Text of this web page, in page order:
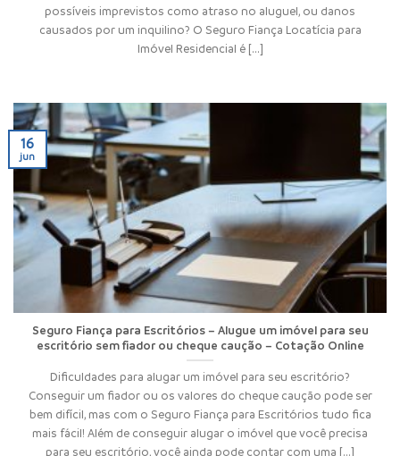
possíveis imprevistos como atraso no aluguel, ou danos
causados por um inquilino? O Seguro Fiança Locatícia para
Imóvel Residencial é [...]
Seguro Fiança para Escritórios – Alugue um imóvel para seu
escritório sem fiador ou cheque caução – Cotação Online
Dificuldades para alugar um imóvel para seu escritório?
Conseguir um fiador ou os valores do cheque caução pode ser
bem difícil, mas com o Seguro Fiança para Escritórios tudo fica
mais fácil! Além de conseguir alugar o imóvel que você precisa
para seu escritório, você ainda pode contar com uma [...]
16
jun